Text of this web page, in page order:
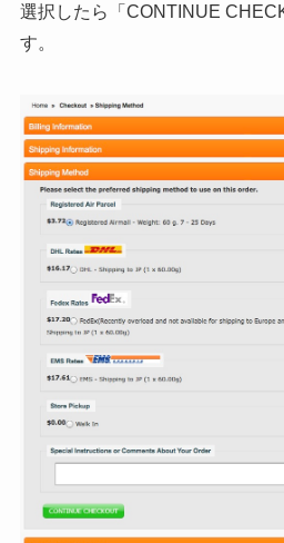
選択したら「CONTINUE
す。